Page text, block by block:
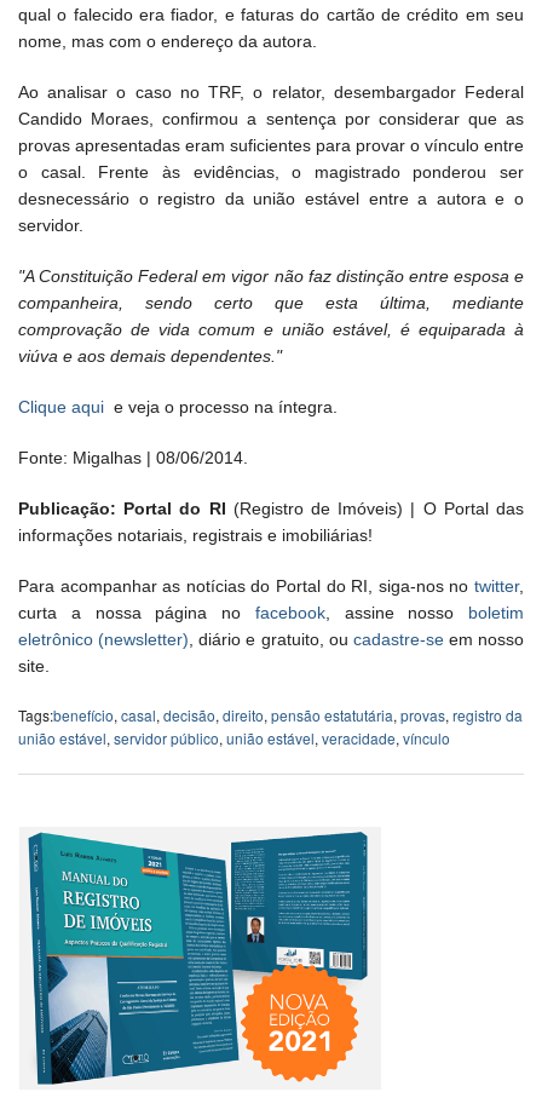
qual o falecido era fiador, e faturas do cartão de crédito em seu
nome, mas com o endereço da autora.
Ao analisar o caso no TRF, o relator, desembargador Federal
Candido Moraes, confirmou a sentença por considerar que as
provas apresentadas eram suficientes para provar o vínculo entre
o casal. Frente às evidências, o magistrado ponderou ser
desnecessário o registro da união estável entre a autora e o
servidor.
"A Constituição Federal em vigor não faz distinção entre esposa e
companheira, sendo certo que esta última, mediante
comprovação de vida comum e união estável, é equiparada à
viúva e aos demais dependentes."
Clique aqui e veja o processo na íntegra.
Fonte: Migalhas | 08/06/2014.
Publicação: Portal do RI (Registro de Imóveis) | O Portal das
informações notariais, registrais e imobiliárias!
Para acompanhar as notícias do Portal do RI, siga-nos no twitter,
curta a nossa página no facebook, assine nosso boletim
eletrônico (newsletter) , diário e gratuito, ou cadastre-seem nosso
site.
Tags:benefício, casal, decisão, direito, pensão estatutária, provas, registro da
união estável, servidor público, união estável, veracidade, vínculo